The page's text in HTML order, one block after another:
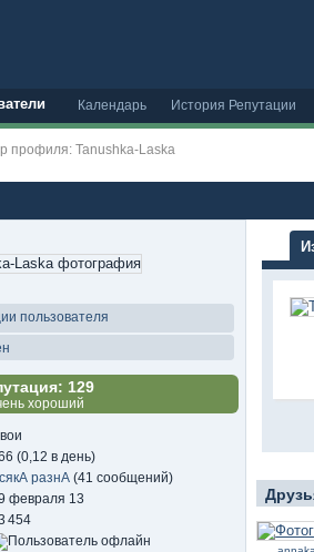
Календарь История Репутации
профиля: Tanushka-Laska
пользователя
129
хороший
(0,12 в день)
разнА (41 сообщений)
февраля 13
454